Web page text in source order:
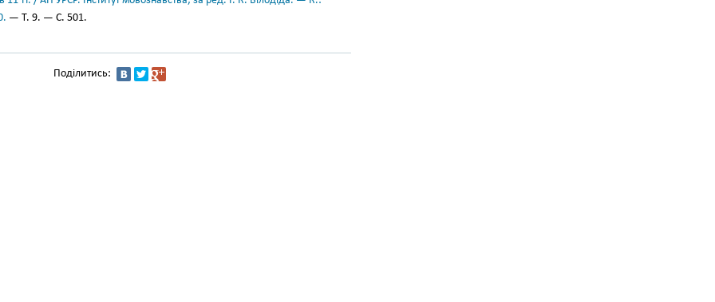
— Т. 9. — С. 501.
Поділитись: